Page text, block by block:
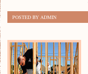
POSTED BY ADMIN